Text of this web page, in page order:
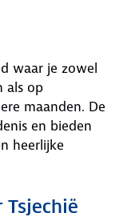
waar je zowel
als op
maanden. De
en bieden
heerlijke